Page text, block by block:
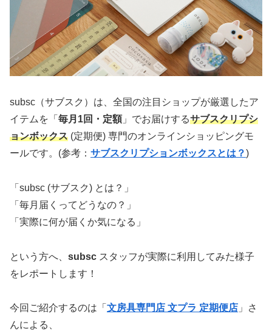
subsc（サブスク）は、全国の注目ショップが厳選したア
イテムを「 毎月1回・定額」でお届けするサブスクリプシ
ョンボックス (定期便) 専門のオンラインショッピングモ
ールです。(参考： サブスクリプションボックスとは？)
「subsc (サブスク) とは？」
「毎月届くってどうなの？」
「実際に何が届くか気になる」
という方へ、 subsc スタッフが実際に利用してみた様子
をレポートします！
今回ご紹介するのは「 文房具専門店 文プラ 定期便店 」さ
んによる、